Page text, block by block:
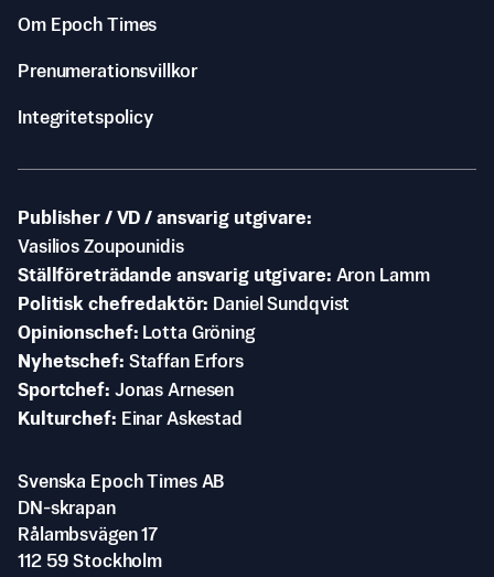
Om Epoch Times
Prenumerationsvillkor
Integritetspolicy
Publisher / VD / ansvarig utgivare
Vasilios Zoupounidis
Ställföreträdande ansvarig utgivare Aron Lamm
Politisk chefredaktör
Daniel Sundqvist
Opinionschef
Lotta Gröning
Nyhetschef Staffan Erfors
Sportchef Jonas Arnesen
Kulturchef
Einar Askestad
Svenska Epoch Times AB
DN-skrapan
Rålambsvägen 17
112 59 Stockholm